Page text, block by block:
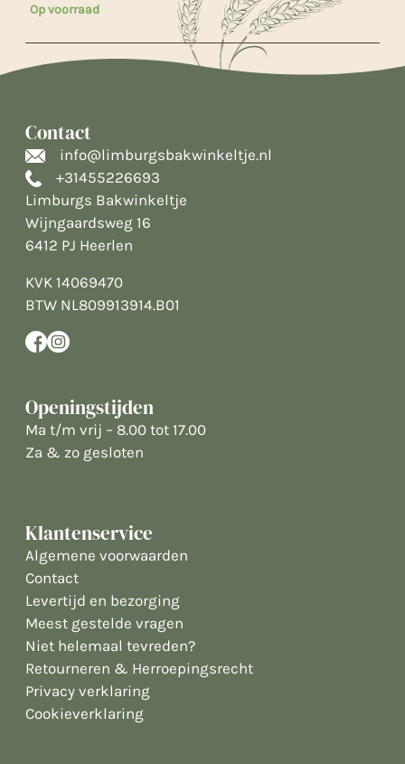
Op voorraad
Contact
info@limburgsbakwinkeltje.nl
+31455226693
Limburgs Bakwinkeltje
Wijngaardsweg 16
6412 PJ Heerlen
KVK 14069470
BTW NL809913914.B01
Openingstijden
Ma t/m vrij – 8.00 tot 17.00
Za & zo gesloten
Klantenservice
Algemene voorwaarden
Contact
Levertijd en bezorging
Meest gestelde vragen
Niet helemaal tevreden?
Retourneren & Herroepingsrecht
Privacy verklaring
Cookieverklaring